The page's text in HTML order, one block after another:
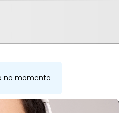
no momento